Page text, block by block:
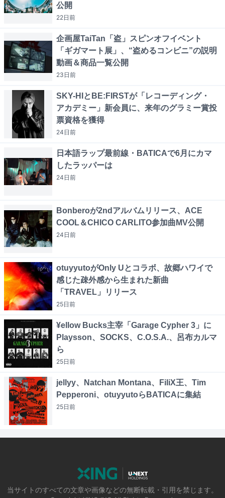
公開
22日前
企画屋TaiTan「盗」スピンオフイベント
「ギガマート展」、“盗めるコンビニ”の説明
動画＆商品一覧公開
23日前
SKY-HIとBE:FIRSTが「レコーディング・
アカデミー」新会員に、来年のグラミー賞投
票資格を獲得
24日前
日本語ラップ最前線・BATICAで6月にカマ
したラッパーは
24日前
Bonberoが2ndアルバムリリース、ACE
COOL＆CHICO CARLITO参加曲MV公開
24日前
otuyyutoがOnly Uとコラボ、故郷ハワイで
感じた疎外感から生まれた新曲
「TRAVEL」リリース
25日前
¥ellow Bucks主宰「Garage Cypher 3」に
Playsson、SOCKS、C.O.S.A.、呂布カルマ
ら
25日前
jellyy、Natchan Montana、FiliX王、Tim
Pepperoni、otuyyutoらBATICAに集結
25日前
当サイトのすべての文章や画像などの無断転載・引用を禁じます。